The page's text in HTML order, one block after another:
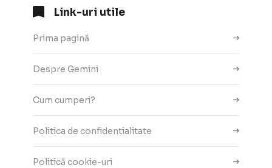
Link-uri utile
Prima pagină
Despre Gemini
Cum cumperi?
Politica de confidentialitate
Politică cookie-uri